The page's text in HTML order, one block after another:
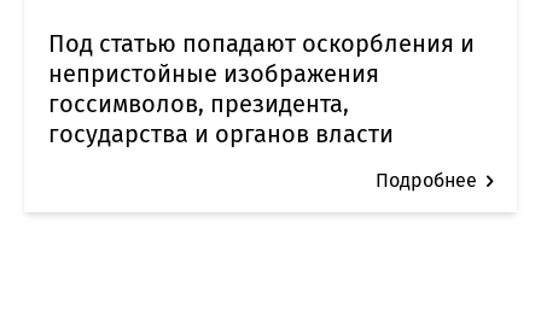
Под статью попадают оскорбления и
непристойные изображения
госсимволов, президента,
государства и органов власти
Подробнее